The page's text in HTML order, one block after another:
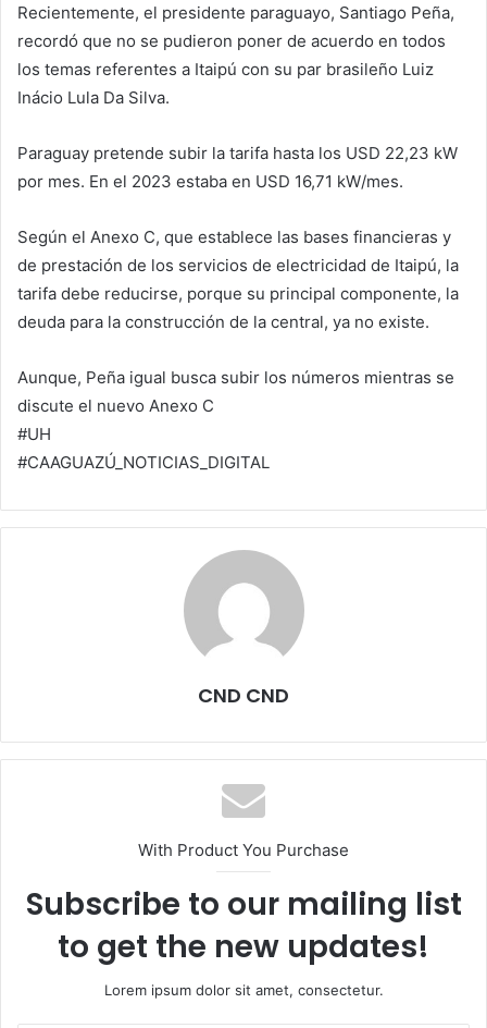
Recientemente, el presidente paraguayo, Santiago Peña,
recordó que no se pudieron poner de acuerdo en todos
los temas referentes a Itaipú con su par brasileño Luiz
Inácio Lula Da Silva.
Paraguay pretende subir la tarifa hasta los USD 22,23 kW
por mes. En el 2023 estaba en USD 16,71 kW/mes.
Según el Anexo C, que establece las bases financieras y
de prestación de los servicios de electricidad de Itaipú, la
tarifa debe reducirse, porque su principal componente, la
deuda para la construcción de la central, ya no existe.
Aunque, Peña igual busca subir los números mientras se
discute el nuevo Anexo C
#UH
#CAAGUAZÚ_NOTICIAS_DIGITAL
CND CND
With Product You Purchase
Subscribe to our mailing list
to get the new updates!
Lorem ipsum dolor sit amet, consectetur.